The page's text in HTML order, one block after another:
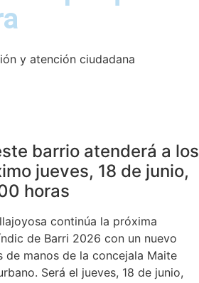
y atención ciudadana
barrio atenderá a los
jueves, 18 de junio,
horas
continúa la próxima
de Barri 2026 con un nuevo
de manos de la concejala Maite
Será el jueves, 18 de junio,